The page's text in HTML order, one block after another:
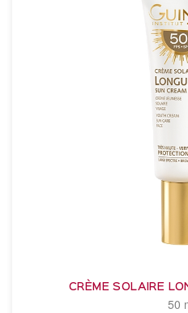
CRÈME SOLAIRE
50